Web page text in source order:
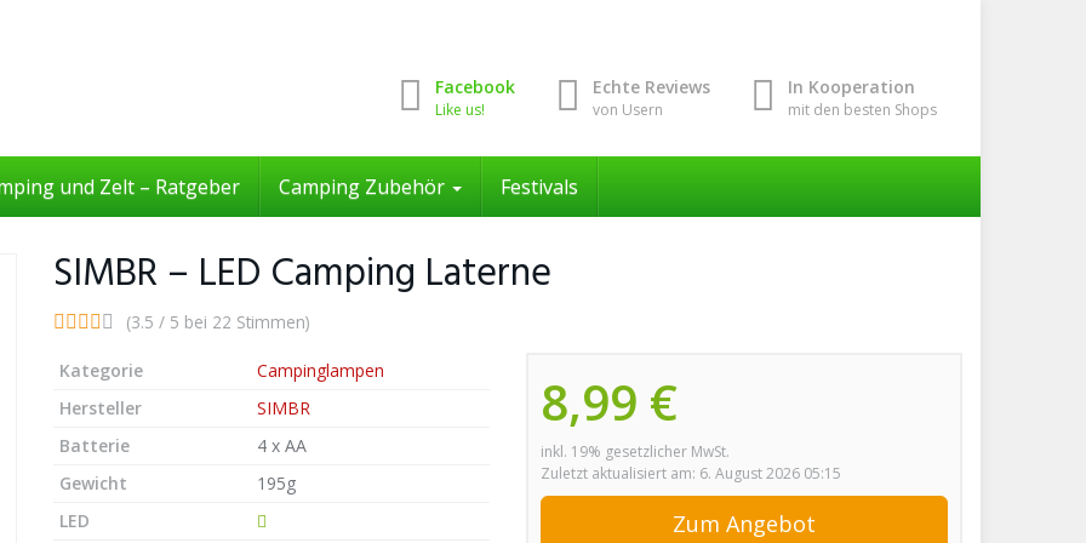
Facebook
Like us!
Echte Reviews
von Usern
In Kooperation
mit den besten Shops
und Zelt – Ratgeber Camping Zubehör Festivals
SIMBR – LED Camping Laterne
(3.5 / 5 bei 22 Stimmen)
8,99 €
inkl. 19% gesetzlicher MwSt.
Zuletzt aktualisiert am: 6. August 2026 05:15
Zum Angebot
Kategorie
Campinglampen
Hersteller
SIMBR
Batterie
4 x AA
Gewicht
195g
LED